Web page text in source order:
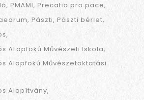
PMAMI Precatio pro pace
Pászti Pászti bérlet
ALapfokú Művészeti Iskola
Alapfokú Művészetoktatási
Alapítvány